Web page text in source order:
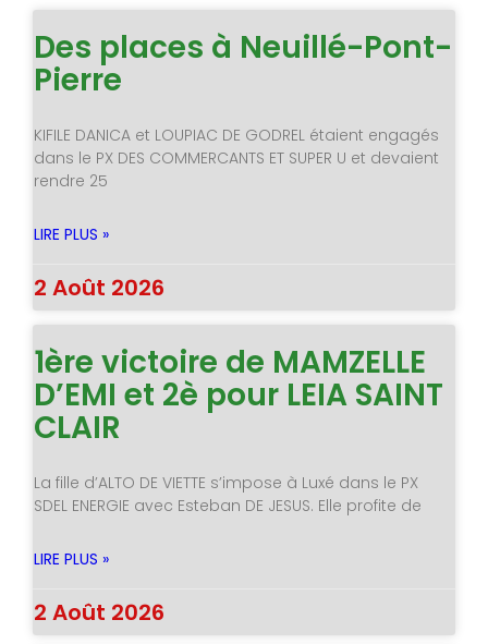
Des places à Neuillé-Pont-
Pierre
KIFILE DANICA et LOUPIAC DE GODREL étaient engagés
dans le PX DES COMMERCANTS ET SUPER U et devaient
rendre 25
LIRE PLUS »
2 Août 2026
1ère victoire de MAMZELLE
D’EMI et 2è pour LEIA SAINT
CLAIR
La fille d’ALTO DE VIETTE s’impose à Luxé dans le PX
SDEL ENERGIE avec Esteban DE JESUS. Elle profite de
LIRE PLUS »
2 Août 2026